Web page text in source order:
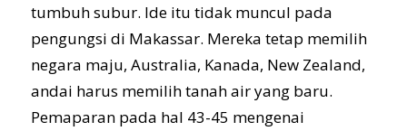
tumbuh subur. Ide itu tidak muncul pada
pengungsi di Makassar. Mereka tetap memilih
negara maju, Australia, Kanada, New Zealand,
andai harus memilih tanah air yang baru.
Pemaparan pada hal 43-45 mengenai